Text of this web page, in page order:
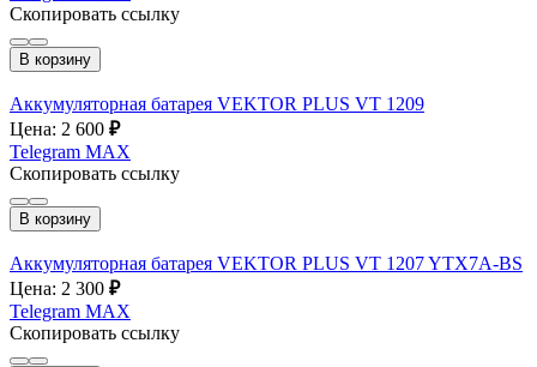
Скопировать ссылку
В корзину
Аккумуляторная батарея VEKTOR PLUS VT 1209
Цена: 2 600 ₽
Telegram MAX
Скопировать ссылку
В корзину
Аккумуляторная батарея VEKTOR PLUS VT 1207 YTX7A-BS
Цена: 2 300 ₽
Telegram MAX
Скопировать ссылку